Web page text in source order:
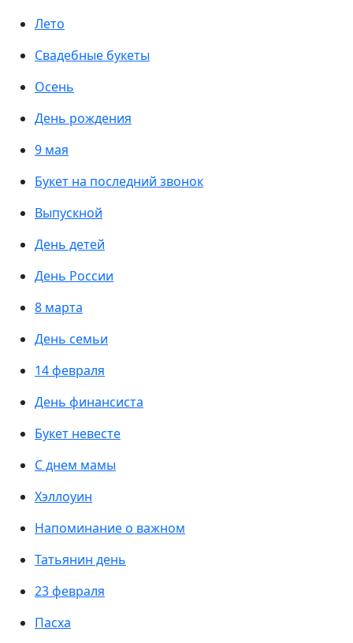
Лето
Свадебные букеты
Осень
День рождения
9 мая
Букет на последний звонок
Выпускной
День детей
День России
8 марта
День семьи
14 февраля
День финансиста
Букет невесте
С днем мамы
Хэллоуин
Напоминание о важном
Татьянин день
23 февраля
Пасха